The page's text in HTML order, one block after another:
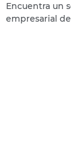
Encuentra un
empresarial